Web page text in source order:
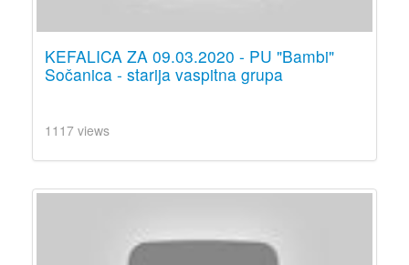
KEFALICA ZA 09.03.2020 - PU "Bambi"
Sočanica - starija vaspitna grupa
1117 views